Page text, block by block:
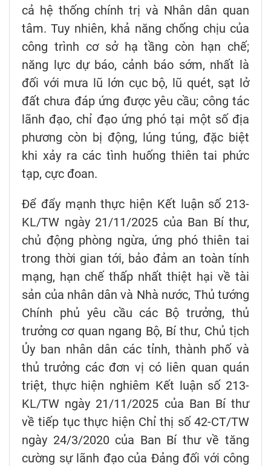
cả hệ thống chính trị và Nhân dân quan
tâm. Tuy nhiên, khả năng chống chịu của
công trình cơ sở hạ tầng còn hạn chế;
năng lực dự báo, cảnh báo sớm, nhất là
đối với mưa lũ lớn cục bộ, lũ quét, sạt lở
đất chưa đáp ứng được yêu cầu; công tác
lãnh đạo, chỉ đạo ứng phó tại một số địa
phương còn bị động, lúng túng, đặc biệt
khi xảy ra các tình huống thiên tai phức
tạp, cực đoan.
Để đẩy mạnh thực hiện Kết luận số 213-
KL/TW ngày 21/11/2025 của Ban Bí thư,
chủ động phòng ngừa, ứng phó thiên tai
trong thời gian tới, bảo đảm an toàn tính
mạng, hạn chế thấp nhất thiệt hại về tài
sản của nhân dân và Nhà nước, Thủ tướng
Chính phủ yêu cầu các Bộ trưởng, thủ
trưởng cơ quan ngang Bộ, Bí thư, Chủ tịch
Ủy ban nhân dân các tỉnh, thành phố và
thủ trưởng các đơn vị có liên quan quán
triệt, thực hiện nghiêm Kết luận số 213-
KL/TW ngày 21/11/2025 của Ban Bí thư
về tiếp tục thực hiện Chỉ thị số 42-CT/TW
ngày 24/3/2020 của Ban Bí thư về tăng
cường sự lãnh đạo của Đảng đối với công